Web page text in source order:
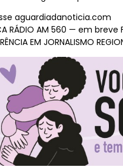
aguardiadanoticia.com
RÁDIO AM 560 — em breve
EM JORNALISMO